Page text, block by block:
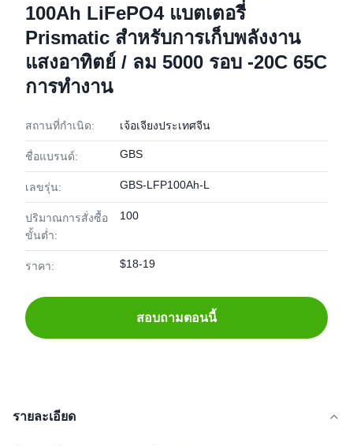
100Ah LiFePO4 แบตเตอรี่
Prismatic สําหรับการเก็บพลังงาน
แสงอาทิตย์ / ลม 5000 รอบ -20C 65C
การทํางาน
สถานที่กำเนิด: เจ้อเจียงประเทศจีน
ชื่อแบรนด์: GBS
เลขรุ่น: GBS-LFP100Ah-L
ปริมาณการสั่งซื้อ
ขั้นต่ำ:
100
ราคา: $18-19
สอบถามตอนนี้
รายละเอียด